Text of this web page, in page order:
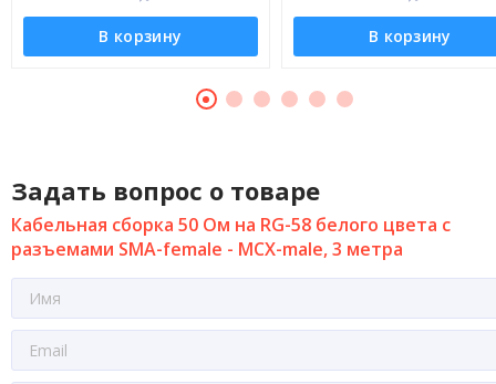
В корзину В корзину
Задать вопрос о товаре
Кабельная сборка 50 Ом на RG-58 белого цвета с
разъемами SMA-female - MCX-male, 3 метра